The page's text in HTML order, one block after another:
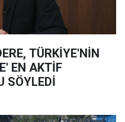
TÜRKİYE'NİN
EN AKTİF
SÖYLEDİ